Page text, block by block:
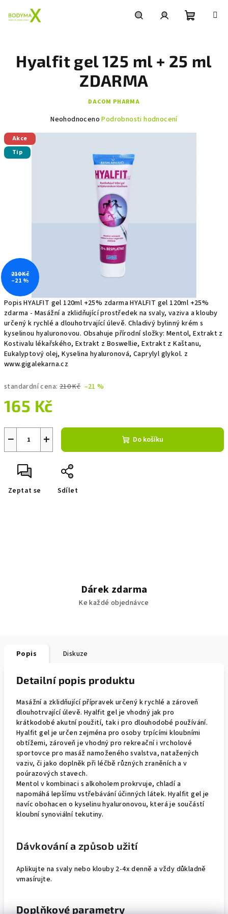
košík
Popis HYALFIT gel 120ml +25% zdarma HYALFIT gel 120ml +25%
zdarma - Masážní a zklidňující prostředek na svaly, vaziva a klouby
určený k rychlé a dlouhotrvající úlevě. Chladivý bylinný krém s
kyselinou hyaluronovou. Obsahuje přírodní složky: Mentol, Extrakt z
Kostivalu lékařského, Extrakt z Boswellie, Extrakt z Kaštanu,
Eukalyptový olej, Kyselina hyaluronová, Caprylyl glykol. z
www.gigalekarna.cz
standardní cena: 210 Kč –21 %
165 Kč
+
− Do košíku
Zeptat se Sdílet
Hyalfit gel 125 ml + 25 ml
ZDARMA
DACOM PHARMA
Průměrné
Neohodnoceno Podrobnosti hodnocení
Akce
Tip
210 Kč
–21 %
Dárek zdarma
Ke každé objednávce
Popis Diskuze
Detailní popis produktu
Masážní a zklidňující přípravek určený k rychlé a zároveň
dlouhotrvající úlevě. Hyalfit gel je vhodný jak pro
krátkodobé akutní použití, tak i pro dlouhodobé používání.
Hyalfit gel je určen zejména pro osoby trpícími kloubními
obtížemi, zároveň je vhodný pro rekreační i vrcholové
sportovce pro masáž namoženého svalstva, natažených
vaziv, či jako doplněk při léčbě různých zraněních a v
poúrazových stavech.
Mentol v kombinaci s alkoholem prokrvuje, chladí a
napomáhá lepšímu vstřebávání účinných látek. Hyalfit gel je
navíc obohacen o kyselinu hyaluronovou, která je součástí
kloubní synoviální tekutiny.
Dávkování a způsob užití
Aplikujte na svaly nebo klouby 2-4x denně a vždy důkladně
vmasírujte.
Doplňkové parametry